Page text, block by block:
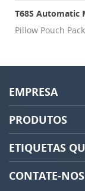
Pillow Pouch
EMPRESA
PRODUTOS
ETIQUETAS
CONTATE-NOS